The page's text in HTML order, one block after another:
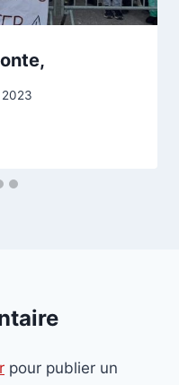
pour publier un